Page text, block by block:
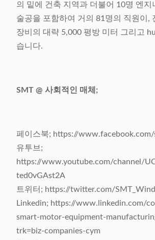
의 밑에 건축 지역과 더불어 10명 엔지
술공을 포함하여 거의 81명의 직원이,
장비의 대략 5,000 평방 미터 그리고
습니다.
SMT @ 사회적인 매체;
페이스북; https://
유투브;
https://www.youtube.com/channel/
ted0vGAst2A
트위터; https://twitter.com/
Linkedin; https://www.linkedin.com/
smart-motor-equipment-
trk=biz-companies-cym